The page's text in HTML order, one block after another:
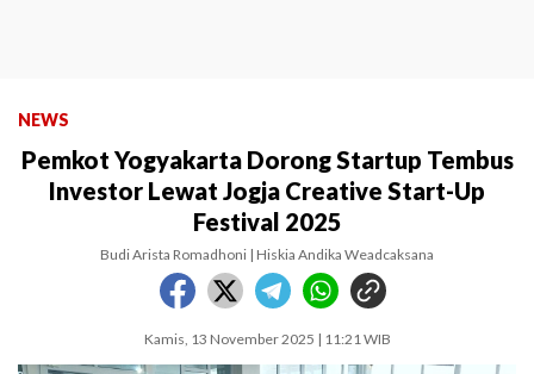
NEWS
Pemkot Yogyakarta Dorong Startup Tembus
Investor Lewat Jogja Creative Start-Up
Festival 2025
Budi Arista Romadhoni | Hiskia Andika Weadcaksana
Kamis, 13 November 2025 | 11:21 WIB